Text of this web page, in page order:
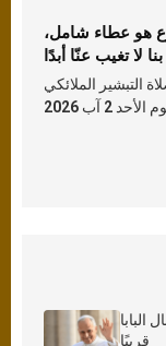
هو عطاء شامل،
لا تغيب عنّا أبدًا
التبشير الملائكي
الأحد 2 آب 2026
البابا
قريبًا